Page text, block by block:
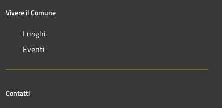
Vivere il Comune
Luoghi
Eventi
Contatti